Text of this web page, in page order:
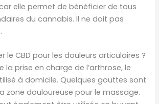
elle permet de bénéficier de tous
du cannabis. Il ne doit pas
le CBD pour les douleurs articulaires ?
la prise en charge de l’arthrose, le
à domicile. Quelques gouttes sont
zone douloureuse pour le massage.